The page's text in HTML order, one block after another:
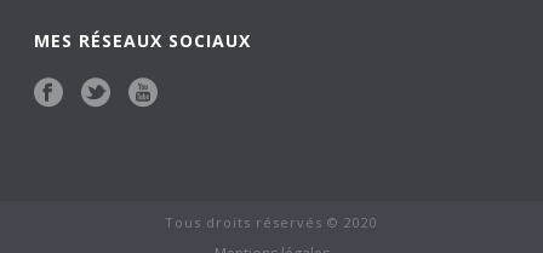
MES RÉSEAUX SOCIAUX
Tous droits réservés © 2020